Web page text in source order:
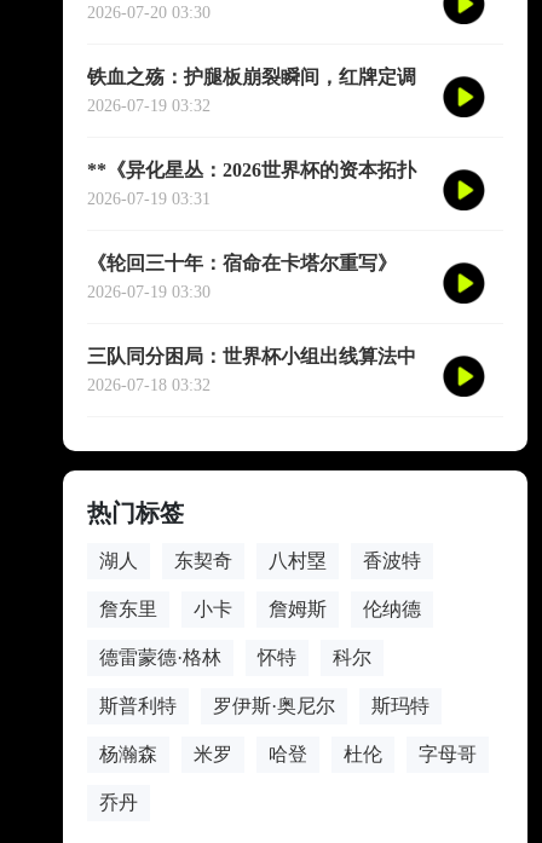
第三出线后的交叉对阵与晋级推演
2026-07-20 03:30
铁血之殇：护腿板崩裂瞬间，红牌定调
揭幕战
2026-07-19 03:32
**《异化星丛：2026世界杯的资本拓扑
与身体解域》**
2026-07-19 03:31
《轮回三十年：宿命在卡塔尔重写》
2026-07-19 03:30
三队同分困局：世界杯小组出线算法中
的隐性悖论与公平性拷问
2026-07-18 03:32
热门标签
湖人 东契奇 八村塁 香波特
詹东里 小卡 詹姆斯 伦纳德
德雷蒙德·格林 怀特 科尔
斯普利特 罗伊斯·奥尼尔 斯玛特
杨瀚森 米罗 哈登 杜伦 字母哥
乔丹